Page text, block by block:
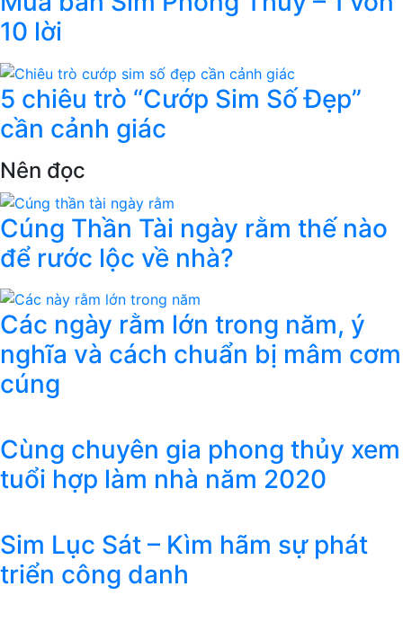
10 lời
5 chiêu trò “Cướp Sim Số Đẹp”
cần cảnh giác
Nên đọc
Cúng Thần Tài ngày rằm thế nào
để rước lộc về nhà?
Các ngày rằm lớn trong năm, ý
nghĩa và cách chuẩn bị mâm cơm
cúng
Cùng chuyên gia phong thủy xem
tuổi hợp làm nhà năm 2020
Sim Lục Sát – Kìm hãm sự phát
triển công danh